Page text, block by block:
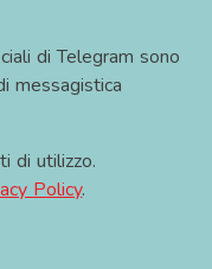
di Telegram sono
messagistica
di utilizzo.
Policy.